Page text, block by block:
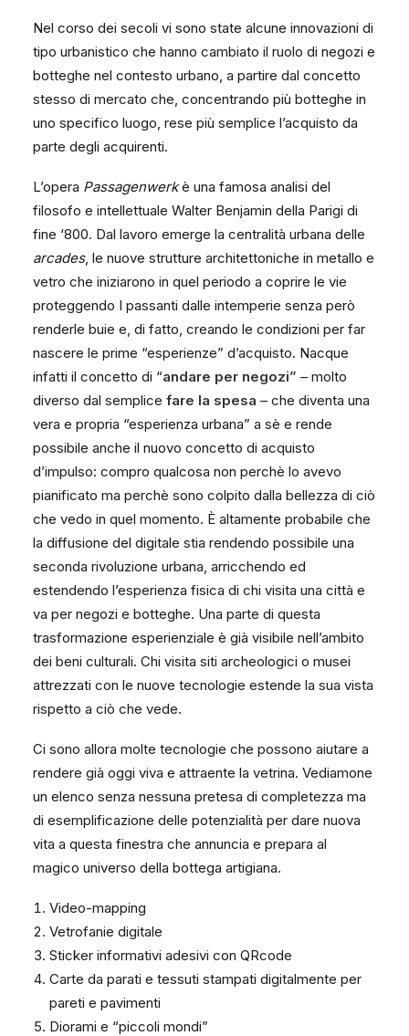
Nel corso dei secoli vi sono state alcune innovazioni di
tipo urbanistico che hanno cambiato il ruolo di negozi e
botteghe nel contesto urbano, a partire dal concetto
stesso di mercato che, concentrando più botteghe in
uno specifico luogo, rese più semplice l’acquisto da
parte degli acquirenti.
L’opera Passagenwerkè una famosa analisi del
filosofo e intellettuale Walter Benjamin della Parigi di
fine ‘800. Dal lavoro emerge la centralità urbana delle
arcades, le nuove strutture architettoniche in metallo e
vetro che iniziarono in quel periodo a coprire le vie
proteggendo I passanti dalle intemperie senza però
renderle buie e, di fatto, creando le condizioni per far
nascere le prime “esperienze” d’acquisto. Nacque
infatti il concetto di “andare per negozi” – molto
diverso dal semplice fare la spesa – che diventa una
vera e propria “esperienza urbana” a sè e rende
possibile anche il nuovo concetto di acquisto
d’impulso: compro qualcosa non perchè lo avevo
pianificato ma perchè sono colpito dalla bellezza di ciò
che vedo in quel momento. È altamente probabile che
la diffusione del digitale stia rendendo possibile una
seconda rivoluzione urbana, arricchendo ed
estendendo l’esperienza fisica di chi visita una città e
va per negozi e botteghe. Una parte di questa
trasformazione esperienziale è già visibile nell’ambito
dei beni culturali. Chi visita siti archeologici o musei
attrezzati con le nuove tecnologie estende la sua vista
rispetto a ciò che vede.
Ci sono allora molte tecnologie che possono aiutare a
rendere già oggi viva e attraente la vetrina. Vediamone
un elenco senza nessuna pretesa di completezza ma
di esemplificazione delle potenzialità per dare nuova
vita a questa finestra che annuncia e prepara al
magico universo della bottega artigiana.
Video-mapping
Vetrofanie digitale
Sticker informativi adesivi con QRcode
Carte da parati e tessuti stampati digitalmente per
pareti e pavimenti
Diorami e “piccoli mondi”